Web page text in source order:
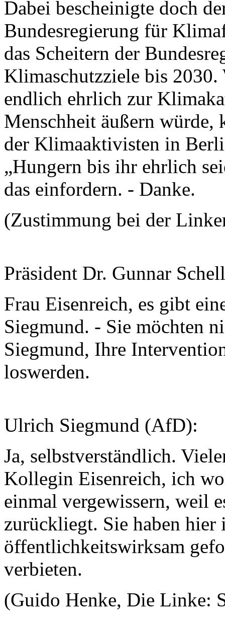
Dabei bescheinigte doch
Bundesregierung für
das Scheitern der
Klimaschutzziele bis 2030.
endlich ehrlich zur
Menschheit äußern würde,
der Klimaaktivisten in
„Hungern bis ihr ehrlich
das einfordern. - Danke.
(Zustimmung bei der
Präsident Dr. Gunnar
Frau Eisenreich, es gibt
Siegmund. - Sie möchten
Siegmund, Ihre
loswerden.
Ulrich Siegmund (AfD):
Ja, selbstverständlich.
Kollegin Eisenreich, ich
einmal vergewissern, weil
zurückliegt. Sie haben hier
öffentlichkeitswirksam
verbieten.
(Guido Henke, Die Linke: